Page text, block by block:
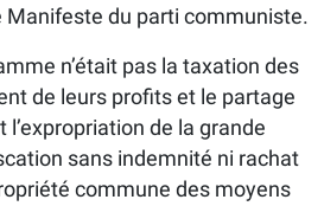
Manifeste du parti communiste.
n’était pas la taxation des
de leurs profits et le partage
l’expropriation de la grande
sans indemnité ni rachat
commune des moyens